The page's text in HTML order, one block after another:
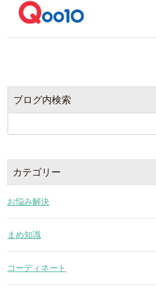
ブログ内検索
カテゴリー
お悩み解決
まめ知識
コーディネート